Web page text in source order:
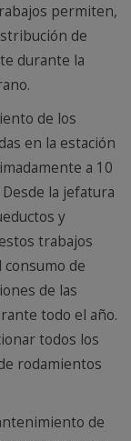
permiten,
de
durante la
de los
en la estación
a 10
la jefatura
y
trabajos
consumo de
de las
todo el año.
todos los
rodamientos
de